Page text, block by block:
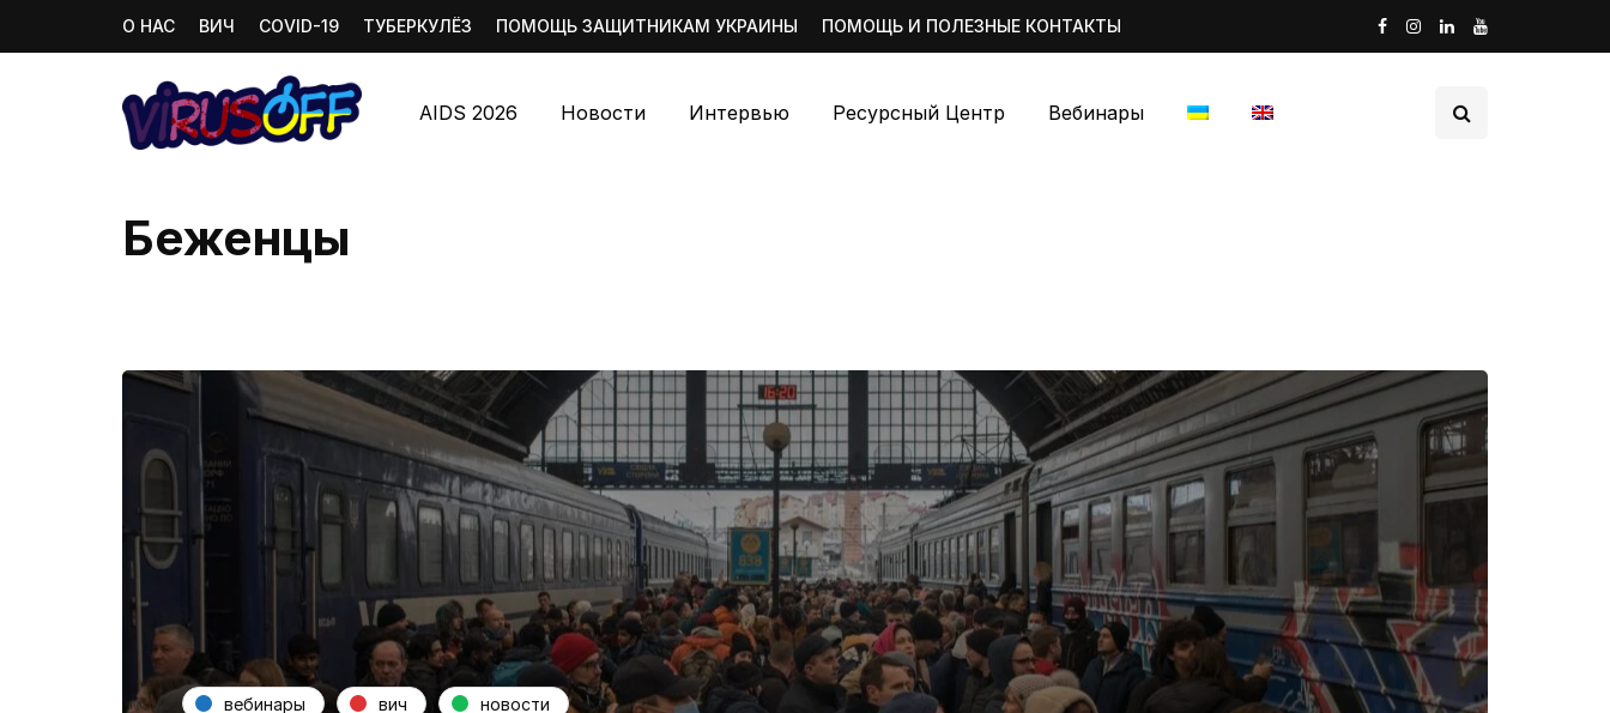
О НАС ВИЧ COVID-19 ТУБЕРКУЛЁЗ ПОМОЩЬ ЗАЩИТНИКАМ УКРАИНЫ ПОМОЩЬ И ПОЛЕЗНЫЕ КОНТАКТЫ
AIDS 2026 Новости Интервью Ресурсный Центр Вебинары
Беженцы
вебинары вич новости